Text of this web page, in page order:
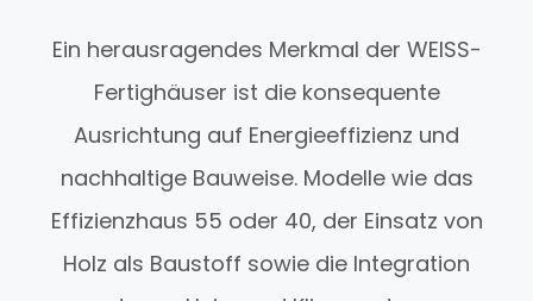
Ein herausragendes Merkmal der WEISS-
Fertighäuser ist die konsequente
Ausrichtung auf Energieeffizienz und
nachhaltige Bauweise. Modelle wie das
Effizienzhaus 55 oder 40, der Einsatz von
Holz als Baustoff sowie die Integration